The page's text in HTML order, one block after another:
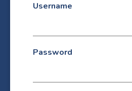
Username
Password